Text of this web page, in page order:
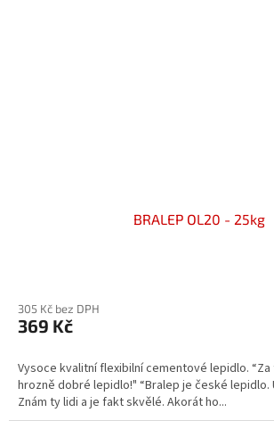
BRALEP OL20 - 25kg
305 Kč bez DPH
369 Kč
Vysoce kvalitní flexibilní cementové lepidlo.
hrozně dobré lepidlo!" “Bralep je české lepidlo.
Znám ty lidi a je fakt skvělé. Akorát ho...